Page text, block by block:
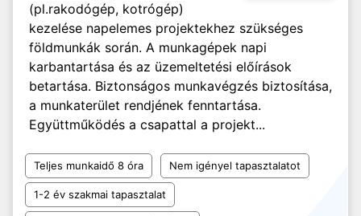
(pl.rakodógép, kotrógép)
kezelése napelemes projektekhez szükséges
földmunkák során. A munkagépek napi
karbantartása és az üzemeltetési előírások
betartása. Biztonságos munkavégzés biztosítása,
a munkaterület rendjének fenntartása.
Együttműködés a csapattal a projekt...
Teljes munkaidő 8 óra Nem igényel tapasztalatot
1-2 év szakmai tapasztalat